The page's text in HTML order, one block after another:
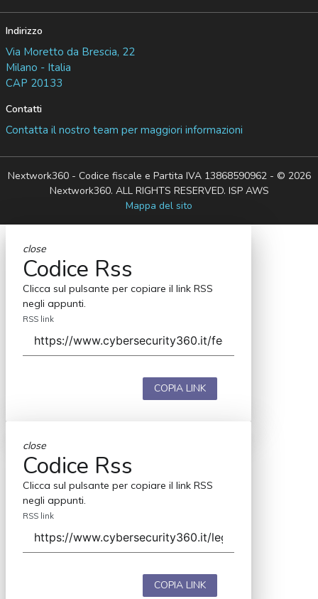
Indirizzo
Via Moretto da Brescia, 22
Milano - Italia
CAP 20133
Contatti
Contatta il nostro team per maggiori informazioni
Nextwork360 - Codice fiscale e Partita IVA 13868590962 - © 2026
Nextwork360. ALL RIGHTS RESERVED. ISP AWS
Mappa del sito
close
Codice Rss
Clicca sul pulsante per copiare il link RSS
negli appunti.
RSS link
COPIA LINK
close
Codice Rss
Clicca sul pulsante per copiare il link RSS
negli appunti.
RSS link
COPIA LINK